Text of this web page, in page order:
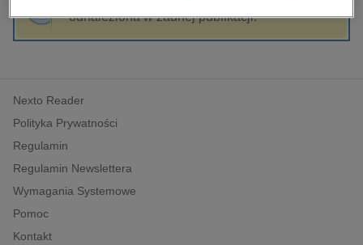
hobby, sport, rozrywka
komputery, internet, technologie, informatyka
polityka, społeczno-informacyjne
psychologiczne
inne
popularno-naukowe
historia
odnaleziona w żadnej publikacji.
Nexto Reader
Polityka Prywatności
Regulamin
Regulamin Newslettera
Wymagania Systemowe
Pomoc
Kontakt